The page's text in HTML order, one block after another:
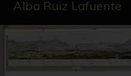
Alba Ruiz Lafuente